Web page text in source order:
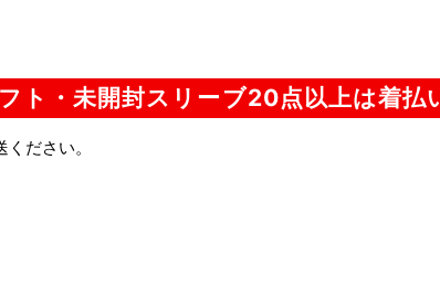
ト・未開封スリーブ20点以上は着払
ださい。